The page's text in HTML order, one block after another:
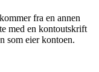
fra en annen
med en kontoutskrift
som eier kontoen.